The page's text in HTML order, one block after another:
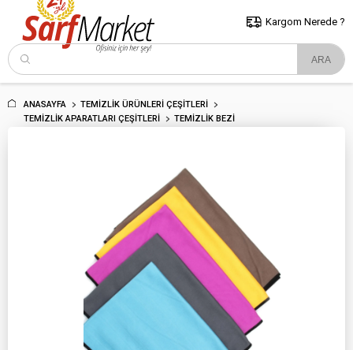
5000 TL ve Üzeri Alışverişlerde İstanbul İçi Kargo Bedava!
ve Trakya İçin Tıklayın..
Kargom Nerede ?
ANASAYFA
TEMIZLIK ÜRÜNLERI ÇEŞITLERI
TEMIZLIK APARATLARI ÇEŞITLERI
TEMIZLIK BEZI